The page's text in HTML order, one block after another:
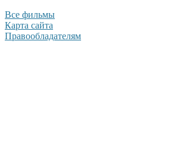
Все фильмы
Карта сайта
Правообладателям